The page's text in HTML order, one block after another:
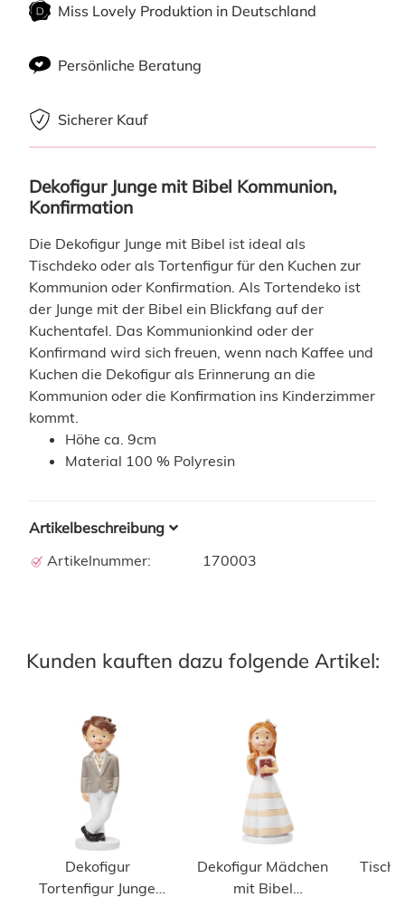
Miss Lovely Produktion in Deutschland
Persönliche Beratung
Sicherer Kauf
Dekofigur Junge mit Bibel Kommunion,
Konfirmation
Die Dekofigur Junge mit Bibel ist ideal als
Tischdeko oder als Tortenfigur für den Kuchen zur
Kommunion oder Konfirmation. Als Tortendeko ist
der Junge mit der Bibel ein Blickfang auf der
Kuchentafel. Das Kommunionkind oder der
Konfirmand wird sich freuen, wenn nach Kaffee und
Kuchen die Dekofigur als Erinnerung an die
Kommunion oder die Konfirmation ins Kinderzimmer
kommt.
Höhe ca. 9cm
Material 100 % Polyresin
Artikelbeschreibung
Artikelnummer:
170003
Kunden kauften dazu folgende Artikel:
Dekofigur
Tortenfigur Junge
Dekofigur Mädchen
mit Bibel